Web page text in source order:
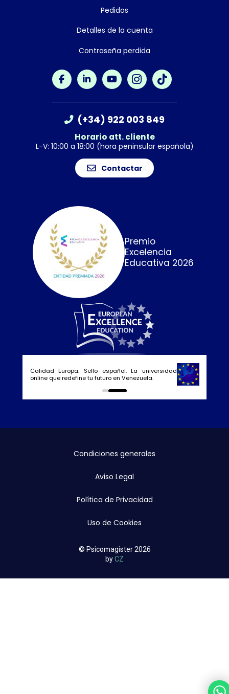
Pedidos
Detalles de la cuenta
Contraseña perdida
(+34) 922 003 849
Horario att. cliente
L-V: 10:00 a 18:00 (hora peninsular española)
Contactar
Premio
Excelencia
Educativa 2026
Calidad Europa. Sello español. La universidad
online que redefine tu futuro en Venezuela.
0 1
Condiciones generales
Aviso Legal
Política de Privacidad
Uso de Cookies
© Psicomagister 2026
byCZ